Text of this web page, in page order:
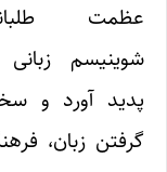
عظمت
شوینیسم زبانی
پدید آورد و
گرفتن زبان،